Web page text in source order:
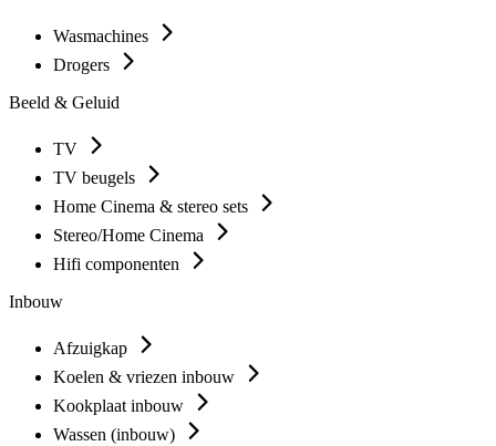
Wasmachines
Drogers
Beeld & Geluid
TV
TV beugels
Home Cinema & stereo sets
Stereo/Home Cinema
Hifi componenten
Inbouw
Afzuigkap
Koelen & vriezen inbouw
Kookplaat inbouw
Wassen (inbouw)